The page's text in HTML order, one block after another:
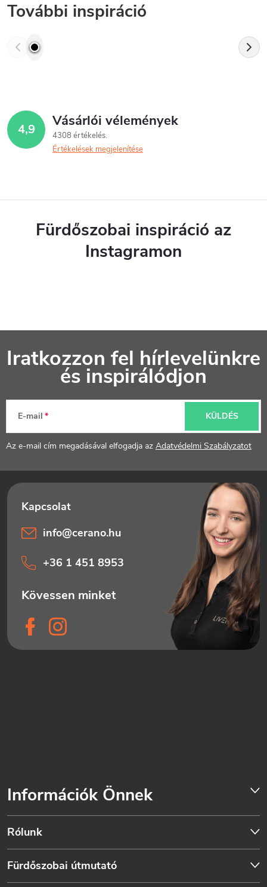
További inspiráció
4,9 Vásárlói vélemények
4308 értékelés
Értékelések megjelenítése
Fürdőszobai inspiráció az
Instagramon
á
é
Iratkozzon fel hírlevelünkre
és inspirálódjon
E-mail
Az e-mail cím megadásával elfogadja az Adatvédelmi Szabályzatot
KÜLDÉS
Információk Önnek
Rólunk
Fürdőszobai útmutató
info@cerano.hu
+36 1 451 8953